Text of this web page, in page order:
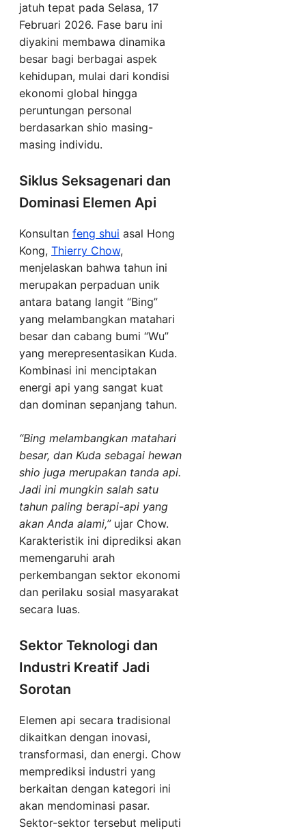
jatuh tepat pada Selasa, 17
Februari 2026. Fase baru ini
diyakini membawa dinamika
besar bagi berbagai aspek
kehidupan, mulai dari kondisi
ekonomi global hingga
peruntungan personal
berdasarkan shio masing-
masing individu.
Siklus Seksagenari dan
Dominasi Elemen Api
Konsultan feng shui asal Hong
Kong, Thierry Chow,
menjelaskan bahwa tahun ini
merupakan perpaduan unik
antara batang langit “Bing”
yang melambangkan matahari
besar dan cabang bumi “Wu”
yang merepresentasikan Kuda.
Kombinasi ini menciptakan
energi api yang sangat kuat
dan dominan sepanjang tahun.
“Bing melambangkan matahari
besar, dan Kuda sebagai hewan
shio juga merupakan tanda api.
Jadi ini mungkin salah satu
tahun paling berapi-api yang
akan Anda alami,”ujar Chow.
Karakteristik ini diprediksi akan
memengaruhi arah
perkembangan sektor ekonomi
dan perilaku sosial masyarakat
secara luas.
Sektor Teknologi dan
Industri Kreatif Jadi
Sorotan
Elemen api secara tradisional
dikaitkan dengan inovasi,
transformasi, dan energi. Chow
memprediksi industri yang
berkaitan dengan kategori ini
akan mendominasi pasar.
Sektor-sektor tersebut meliputi